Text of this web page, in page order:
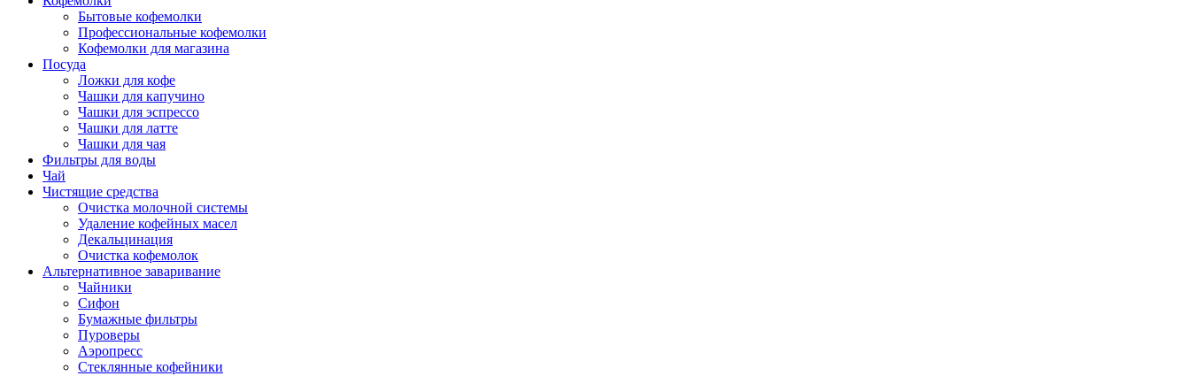
Бытовые кофемолки
Профессиональные кофемолки
Кофемолки для магазина
Посуда
Ложки для кофе
Чашки для капучино
Чашки для эспрессо
Чашки для латте
Чашки для чая
Фильтры для воды
Чай
Чистящие средства
Очистка молочной системы
Удаление кофейных масел
Декальцинация
Очистка кофемолок
Альтернативное заваривание
Чайники
Сифон
Бумажные фильтры
Пуроверы
Аэропресс
Стеклянные кофейники